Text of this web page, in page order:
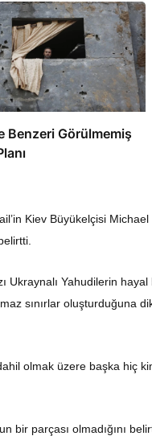
Benzeri Görülmemiş
Kiev Büyükelçisi
Ukraynalı Yahudilerin hayal
sınırlar oluşturduğuna
olmak üzere başka hiç
bir parçası olmadığını